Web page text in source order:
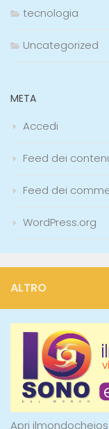
tecnologia
Uncategorized
META
Accedi
Feed dei
Feed dei
WordPress.org
ALTRO
Apri